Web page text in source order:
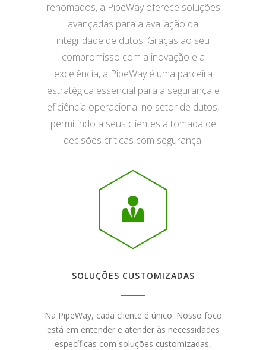
renomados, a PipeWay oferece soluções
avançadas para a avaliação da
integridade de dutos. Graças ao seu
compromisso com a inovação e a
excelência, a PipeWay é uma parceira
estratégica essencial para a segurança e
eficiência operacional no setor de dutos,
permitindo a seus clientes a tomada de
decisões críticas com segurança.
SOLUÇÕES CUSTOMIZADAS
Na PipeWay, cada cliente é único. Nosso foco
está em entender e atender às necessidades
específicas com soluções customizadas,